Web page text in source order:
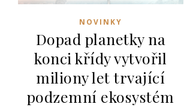
NOVINKY
Dopad planetky na
konci křídy vytvořil
miliony let trvající
podzemní ekosystém